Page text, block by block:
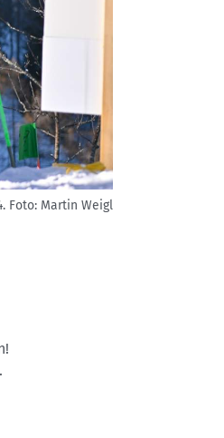
Foto: Martin Weigl